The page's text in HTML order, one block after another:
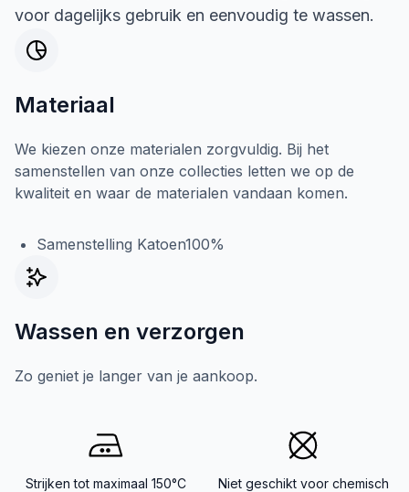
voor dagelijks gebruik en eenvoudig te wassen.
Materiaal
We kiezen onze materialen zorgvuldig. Bij het
samenstellen van onze collecties letten we op de
kwaliteit en waar de materialen vandaan komen.
Samenstelling Katoen100%
Wassen en verzorgen
Zo geniet je langer van je aankoop.
Strijken tot maximaal 150°C
Niet geschikt voor chemisch